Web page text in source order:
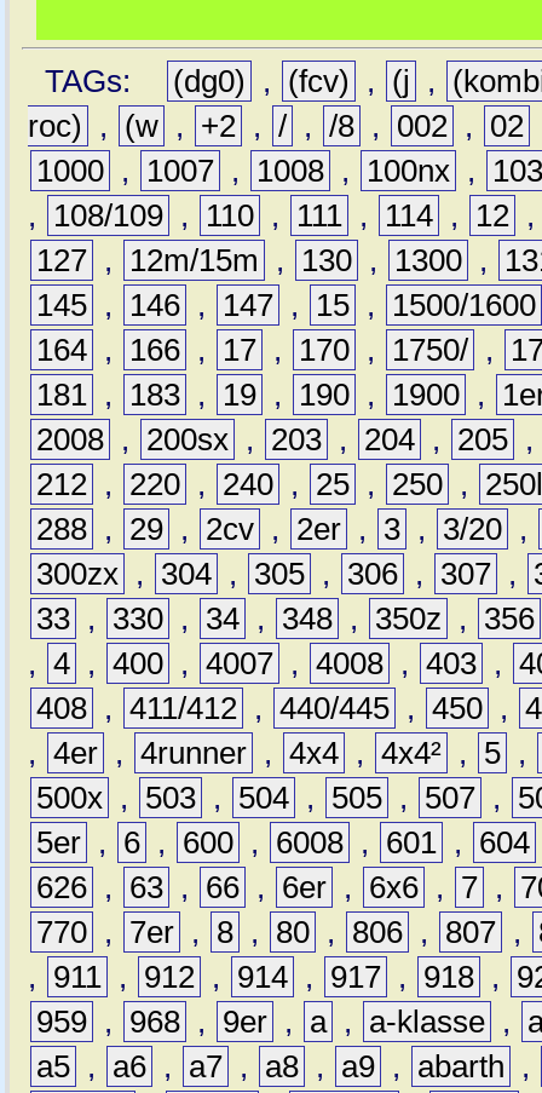
TAGs: (dg0) , (fcv) , (j ,
roc)
, (w , +2 , / , /8 , 002 , 02
1000 , 1007 , 1008 , 100nx ,
,
108/109 , 110 , 111 , 114 , 12
127 , 12m/15m , 130 , 1300 ,
145 , 146 , 147 , 15 ,
1500/1600
164 , 166 , 17 , 170 , 1750/ ,
181 , 183 , 19 , 190 , 1900 ,
2008 , 200sx , 203 , 204 , 205 ,
212 , 220 , 240 , 25 , 250 ,
288 , 29 , 2cv , 2er , 3 , 3/20 ,
300zx , 304 , 305 , 306 , 307 ,
33 , 330 , 34 , 348 , 350z ,
356
, 4 , 400 , 4007 , 4008 , 403 ,
408 , 411/412 , 440/445 , 450 ,
, 4er , 4runner , 4x4 , 4x4² , 5 ,
500x , 503 , 504 , 505 , 507 ,
5er , 6 , 600 , 6008 , 601 , 604
626 , 63 , 66 , 6er , 6x6 , 7 ,
770 , 7er , 8 , 80 , 806 , 807 ,
,
911 , 912 , 914 , 917 , 918 ,
959 , 968 , 9er , a , a-klasse ,
a5 , a6 , a7 , a8 , a9 , abarth
,